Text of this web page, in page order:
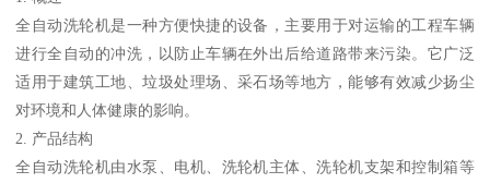
全自动洗轮机是一种方便快捷的设备，主要用于对运输的工程车辆
进行全自动的冲洗，以防止车辆在外出后给道路带来污染。它广泛
适用于建筑工地、垃圾处理场、采石场等地方，能够有效减少扬尘
对环境和人体健康的影响。
2. 产品结构
全自动洗轮机由水泵、电机、洗轮机主体、洗轮机支架和控制箱等